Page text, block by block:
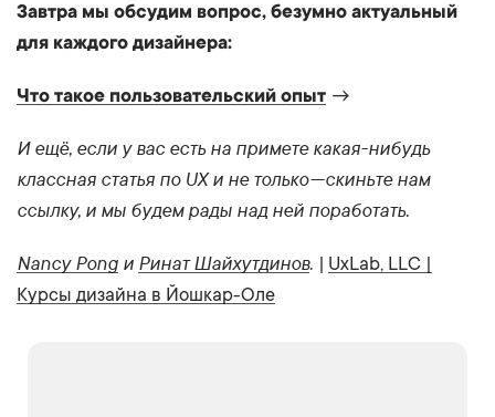
Завтра мы обсудим вопрос, безумно актуальный
для каждого дизайнера:
Что такое пользовательский опыт →
И ещё, если у вас есть на примете какая-нибудь
классная статья по UX и не только — скиньте нам
ссылку, и мы будем рады над ней поработать.
Nancy Pong и Ринат Шайхутдинов. | UxLab, LLC |
Курсы дизайна в Йошкар-Оле